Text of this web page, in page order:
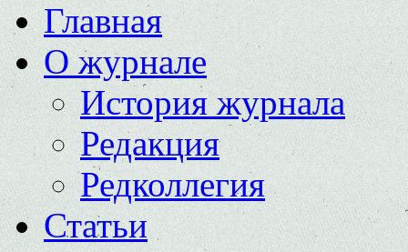
Главная
О журнале
История журнала
Редакция
Редколлегия
Статьи